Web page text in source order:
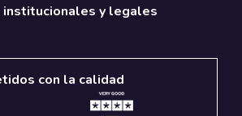
institucionales y legales
con la calidad